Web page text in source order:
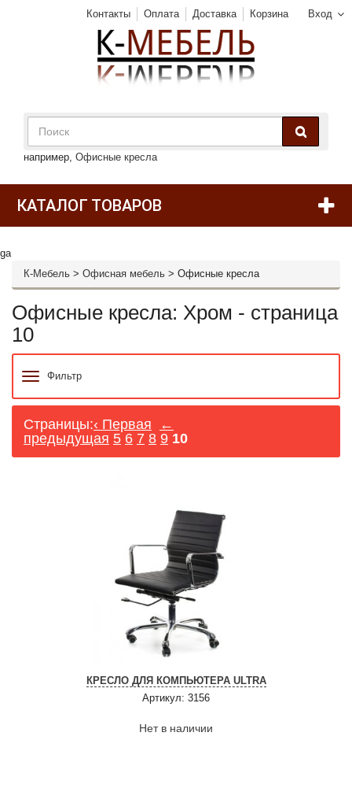
Вход
Контакты Оплата Доставка Корзина
например, Офисные кресла
КАТАЛОГ ТОВАРОВ
ga
К-Мебель > Офисная мебель > Офисные кресла
Офисные кресла: Хром - страница
10
Фильтр
Страницы:‹ Первая
←
предыдущая 5 6 7 8 9 10
КРЕСЛО ДЛЯ КОМПЬЮТЕРА ULTRA
Артикул: 3156
Нет в наличии